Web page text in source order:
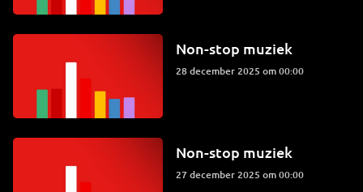
Non-stop muziek
28 december 2025 om 00:00
Non-stop muziek
27 december 2025 om 00:00